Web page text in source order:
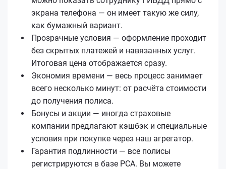
экрана телефона — он имеет такую же силу,
как бумажный вариант.
Прозрачные условия — оформление проходит
без скрытых платежей и навязанных услуг.
Итоговая цена отображается сразу.
Экономия времени — весь процесс занимает
всего несколько минут: от расчёта стоимости
до получения полиса.
Бонусы и акции — иногда страховые
компании предлагают кэшбэк и специальные
условия при покупке через наш агрегатор.
Гарантия подлинности — все полисы
регистрируются в базе РСА. Вы можете